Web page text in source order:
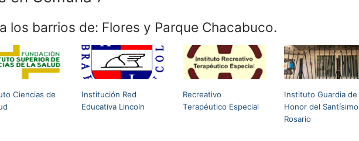
los barrios de: Flores y Parque Chacabuco.
Ciencias de
Institución Red
Educativa Lincoln
Recreativo
Terapéutico Especial
Instituto Guardia de
Honor del Santísimo
Rosario